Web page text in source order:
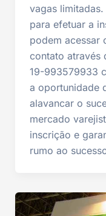
vagas
para efetuar a
podem acessar
contato através
19-993579933
a oportunidade
alavancar o
mercado
inscrição e
rumo ao